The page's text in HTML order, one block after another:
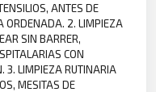
ANTES DE
ORDENADA. 2. LIMPIEZA
SIN BARRER,
CON
3. LIMPIEZA RUTINARIA
MESITAS DE